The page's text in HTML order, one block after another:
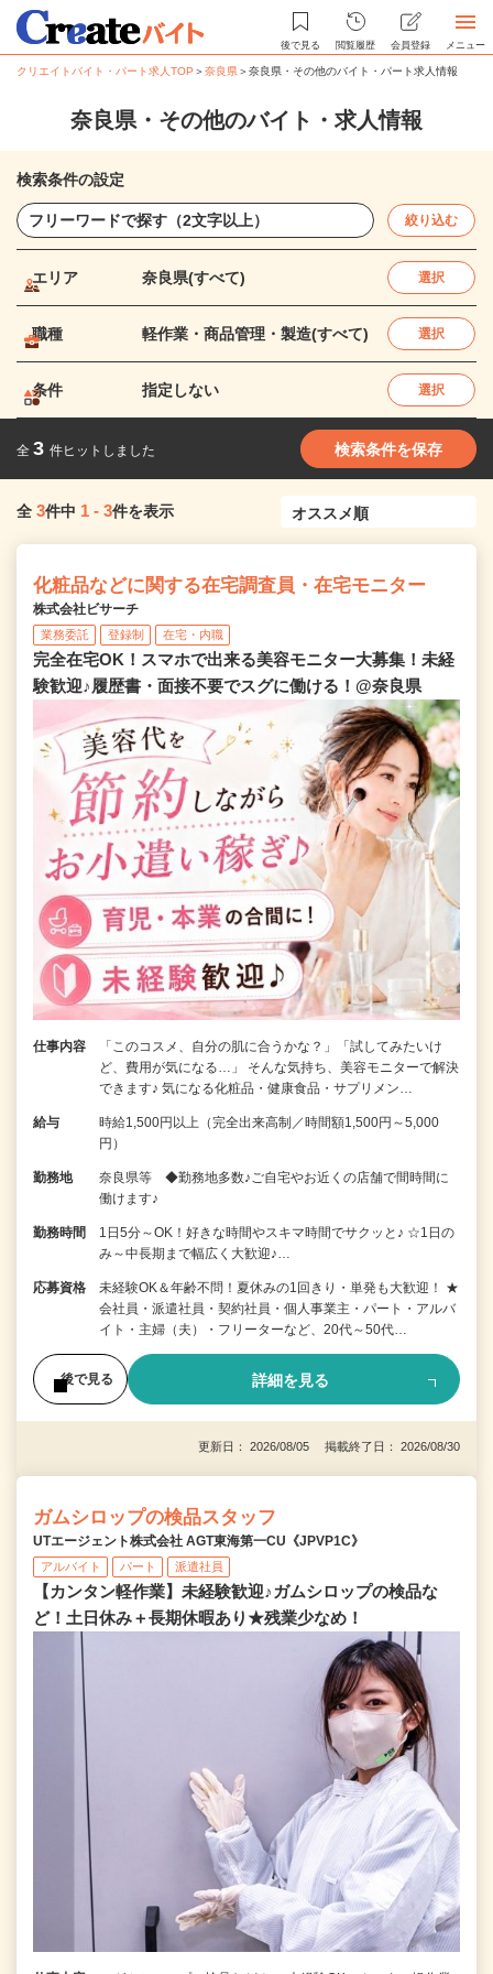
後で見る 閲覧履歴 会員登録 メニュー
クリエイトバイト・パート求人TOP ＞奈良県＞奈良県・その他のバイト・パート求人情報
奈良県・その他のバイト・求人情報
検索条件の設定
絞り込む
エリア 奈良県(すべて) 選択
職種 軽作業・商品管理・製造(すべて) 選択
条件 指定しない 選択
全 3 件ヒットしました 検索条件を保存
全 3件中 1 - 3件を表示
化粧品などに関する在宅調査員・在宅モニター
株式会社ビサーチ
業務委託 登録制 在宅・内職
完全在宅OK！スマホで出来る美容モニター大募集！未経
験歓迎♪履歴書・面接不要でスグに働ける！@奈良県
仕事内容
「このコスメ、自分の肌に合うかな？」「試してみたいけ
ど、費用が気になる…」 そんな気持ち、美容モニターで解決
できます♪ 気になる化粧品・健康食品・サプリメン…
給与
時給1,500円以上（完全出来高制／時間額1,500円～5,000
円）
勤務地
奈良県等 ◆勤務地多数♪ご自宅やお近くの店舗で間時間に
働けます♪
勤務時間
1日5分～OK！好きな時間やスキマ時間でサクッと♪ ☆1日の
み～中長期まで幅広く大歓迎♪…
応募資格
未経験OK＆年齢不問！夏休みの1回きり・単発も大歓迎！ ★
会社員・派遣社員・契約社員・個人事業主・パート・アルバ
イト・主婦（夫）・フリーターなど、20代～50代…
後で見る 詳細を見る
更新日： 2026/08/05 掲載終了日： 2026/08/30
ガムシロップの検品スタッフ
UTエージェント株式会社 AGT東海第一CU《JPVP1C》
アルバイト パート 派遣社員
【カンタン軽作業】未経験歓迎♪ガムシロップの検品な
ど！土日休み＋長期休暇あり★残業少なめ！